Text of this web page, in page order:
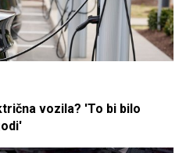
vozila? 'To bi bilo